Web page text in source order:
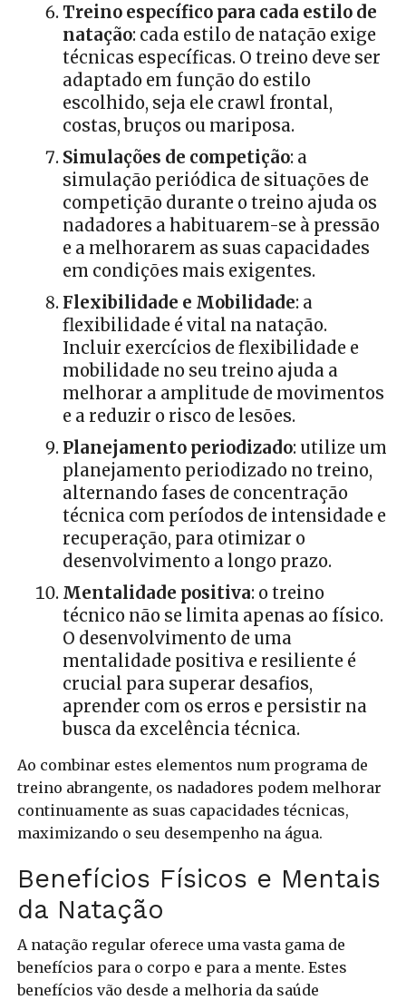
Treino específico para cada estilo de
natação: cada estilo de natação exige
técnicas específicas. O treino deve ser
adaptado em função do estilo
escolhido, seja ele crawl frontal,
costas, bruços ou mariposa.
Simulações de competição: a
simulação periódica de situações de
competição durante o treino ajuda os
nadadores a habituarem-se à pressão
e a melhorarem as suas capacidades
em condições mais exigentes.
Flexibilidade e Mobilidade: a
flexibilidade é vital na natação.
Incluir exercícios de flexibilidade e
mobilidade no seu treino ajuda a
melhorar a amplitude de movimentos
e a reduzir o risco de lesões.
Planejamento periodizado: utilize um
planejamento periodizado no treino,
alternando fases de concentração
técnica com períodos de intensidade e
recuperação, para otimizar o
desenvolvimento a longo prazo.
Mentalidade positiva: o treino
técnico não se limita apenas ao físico.
O desenvolvimento de uma
mentalidade positiva e resiliente é
crucial para superar desafios,
aprender com os erros e persistir na
busca da excelência técnica.
Ao combinar estes elementos num programa de
treino abrangente, os nadadores podem melhorar
continuamente as suas capacidades técnicas,
maximizando o seu desempenho na água.
Benefícios Físicos e Mentais
da Natação
A natação regular oferece uma vasta gama de
benefícios para o corpo e para a mente. Estes
benefícios vão desde a melhoria da saúde